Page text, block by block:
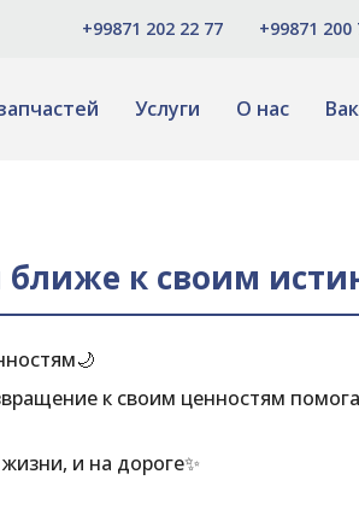
+99871 202 22 77 +99871 200
Услуги О нас
к своим
к своим ценностям
и на дороге✨